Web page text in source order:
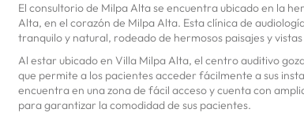
El consultorio de Milpa Alta se encuentra ubicado en la
Alta, en el corazón de Milpa Alta. Esta clínica de
tranquilo y natural, rodeado de hermosos paisajes y
Al estar ubicado en Villa Milpa Alta, el centro auditivo
que permite a los pacientes acceder fácilmente a sus
encuentra en una zona de fácil acceso y cuenta con
para garantizar la comodidad de sus pacientes.